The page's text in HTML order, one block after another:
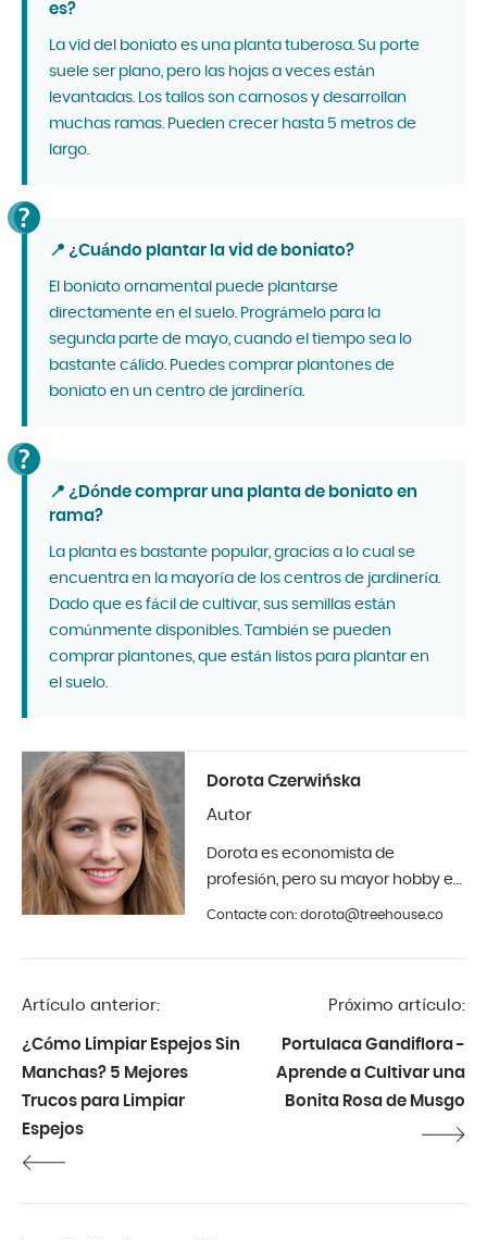
es?
La vid del boniato es una planta tuberosa. Su porte
suele ser plano, pero las hojas a veces están
levantadas. Los tallos son carnosos y desarrollan
muchas ramas. Pueden crecer hasta 5 metros de
largo.
📍 ¿Cuándo plantar la vid de boniato?
El boniato ornamental puede plantarse
directamente en el suelo. Prográmelo para la
segunda parte de mayo, cuando el tiempo sea lo
bastante cálido. Puedes comprar plantones de
boniato en un centro de jardinería.
📍 ¿Dónde comprar una planta de boniato en
rama?
La planta es bastante popular, gracias a lo cual se
encuentra en la mayoría de los centros de jardinería.
Dado que es fácil de cultivar, sus semillas están
comúnmente disponibles. También se pueden
comprar plantones, que están listos para plantar en
el suelo.
Dorota Czerwińska
Autor
Dorota es economista de
profesión, pero su mayor hobby es
la fotografía y el diseño de
principios de 2019.
Contacte con: dorota@treehouse.co
Artículo anterior:
¿Cómo Limpiar Espejos Sin
Manchas? 5 Mejores
Trucos para Limpiar
Espejos
Próximo artículo:
Portulaca Gandiflora -
Aprende a Cultivar una
Bonita Rosa de Musgo